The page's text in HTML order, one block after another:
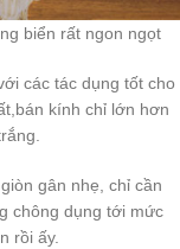
biển rất ngon ngọt
các tác dụng tốt cho
kính chỉ lớn hơn
gân nhẹ, chỉ cần
chông dụng tới mức
rồi ấy.